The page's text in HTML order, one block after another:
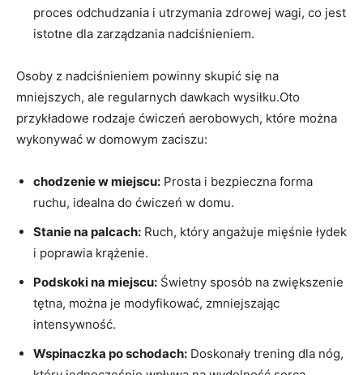
proces odchudzania i utrzymania zdrowej wagi, co jest
istotne dla zarządzania nadciśnieniem.
Osoby z nadciśnieniem powinny skupić się na
mniejszych, ale regularnych dawkach wysiłku.Oto
przykładowe rodzaje ćwiczeń aerobowych, które można
wykonywać w domowym zaciszu:
chodzenie w miejscu: Prosta i bezpieczna forma
ruchu, idealna do ćwiczeń w domu.
Stanie na palcach: Ruch, który angażuje mięśnie łydek
i poprawia krążenie.
Podskoki na miejscu: Świetny sposób na zwiększenie
tętna, można je modyfikować, zmniejszając
intensywność.
Wspinaczka po schodach: Doskonały trening dla nóg,